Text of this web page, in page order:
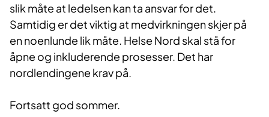
slik måte at ledelsen kan ta ansvar for det.
Samtidig er det viktig at medvirkningen skjer på
en noenlunde lik måte. Helse Nord skal stå for
åpne og inkluderende prosesser. Det har
nordlendingene krav på.
Fortsatt god sommer.